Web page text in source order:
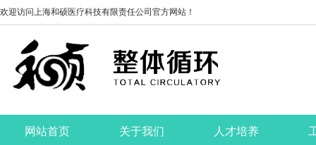
欢迎访问上海和硕医疗科技有限责任公司官方网站！
网站首页 关于我们 人才培养